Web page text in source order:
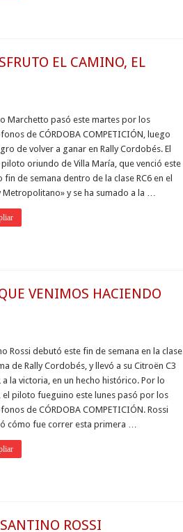
EL CAMINO, EL
Marchetto pasó este martes por los
de CÓRDOBA COMPETICIÓN, luego
de volver a ganar en Rally Cordobés. El
oriundo de Villa María, que venció este
fin de semana dentro de la clase RC6 en el
Metropolitano» y se ha sumado a la …
VENIMOS HACIENDO
Rossi debutó este fin de semana en la clase
de Rally Cordobés, y llevó a su Citroën C3
a la victoria, en un hecho histórico. Por lo
el piloto fueguino este lunes pasó por los
de CÓRDOBA COMPETICIÓN. Rossi
cómo fue correr esta primera …
ROSSI